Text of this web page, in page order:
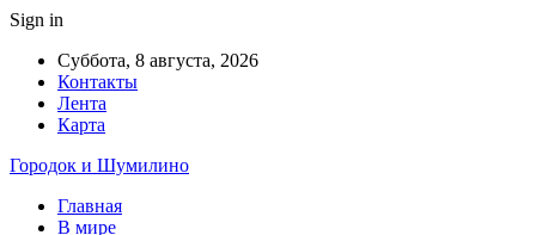
Sign in
Суббота, 8 августа, 2026
Контакты
Лента
Карта
Городок и Шумилино
Главная
В мире